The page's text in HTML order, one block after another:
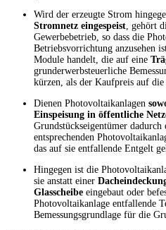
Wird der erzeugte Strom
Stromnetz eingespeist, gehört
Gewerbebetrieb, so dass die
Betriebsvorrichtung anzusehen
Module handelt, die auf eine
grunderwerbsteuerliche
kürzen, als der Kaufpreis auf
Dienen Photovoltaikanlagen
Einspeisung in öffentliche
Grundstückseigentümer
entsprechenden
das auf sie entfallende Entgelt
Hingegen ist die
sie anstatt einer
Glasscheibe eingebaut oder
Photovoltaikanlage entfallende
Bemessungsgrundlage für die